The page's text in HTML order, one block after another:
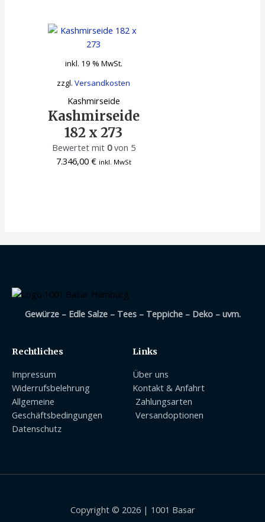
inkl. 19 % MwSt.
zzgl.Versandkosten
Kashmirseide
Kashmirseide
182 x 273
Bewertet mit 0von 5
7.346,00 € inkl. MwSt
Gewürze – Edle Salze – Tees – Teppiche – Deko – uvm.
Rechtliches
Impressum
Widerrufsbelehrung
Allgemeine
Geschäftsbedingungen
Datenschutz
Links
Über uns
Kontakt & Anfahrt
Zahlungsarten
Versandoptionen
Copyright © 2026 | 1001 Basar